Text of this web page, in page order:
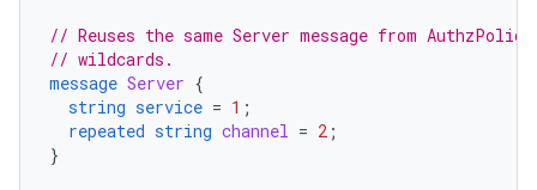
// Reuses the same Server message from
// wildcards.
message Server {
string service = 1 ;
repeated string channel = 2 ;
}